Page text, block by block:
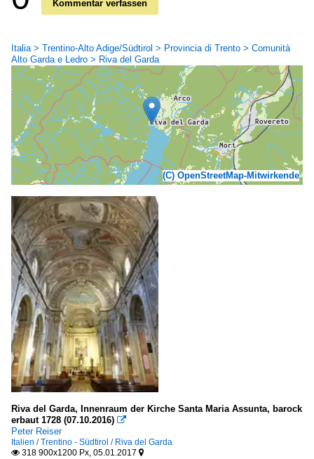
Kommentar verfassen
Italia > Trentino-Alto Adige/Südtirol > Provincia di Trento > Comunità
Alto Garda e Ledro > Riva del Garda
(C) OpenStreetMap-Mitwirkende
Riva del Garda, Innenraum der Kirche Santa Maria Assunta, barock
erbaut 1728 (07.10.2016) 
Peter Reiser
Italien / Trentino - Südtirol / Riva del Garda
 318 900x1200 Px, 05.01.2017 